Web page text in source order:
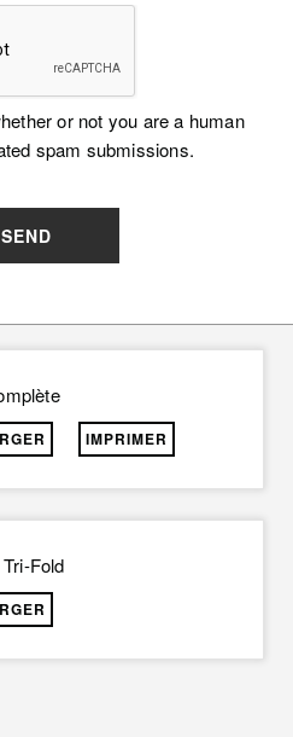
or not you are a human
spam submissions.
SEND
IMPRIMER
Fold